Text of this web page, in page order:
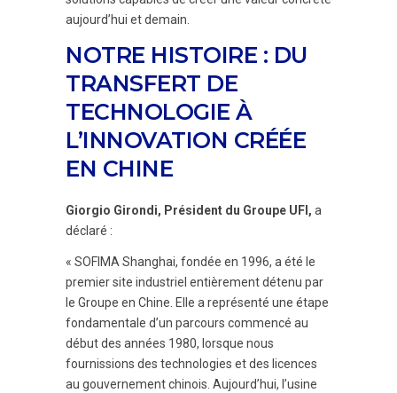
aujourd’hui et demain.
NOTRE HISTOIRE : DU
TRANSFERT DE
TECHNOLOGIE À
L’INNOVATION CRÉÉE
EN CHINE
Giorgio Girondi, Président du Groupe UFI, a
déclaré :
« SOFIMA Shanghai, fondée en 1996, a été le
premier site industriel entièrement détenu par
le Groupe en Chine. Elle a représenté une étape
fondamentale d’un parcours commencé au
début des années 1980, lorsque nous
fournissions des technologies et des licences
au gouvernement chinois. Aujourd’hui, l’usine